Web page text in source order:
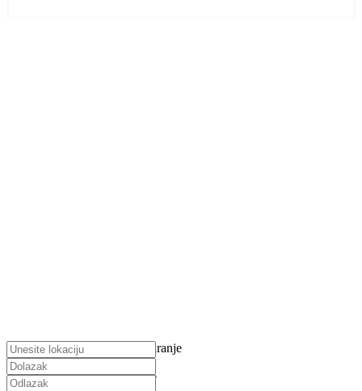
pritisnite za uključivanje skaliranje
Preuzimanje karata
Nismo našli nikakve rezultate